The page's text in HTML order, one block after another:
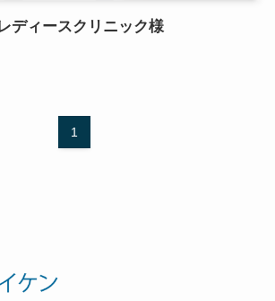
ディースクリニック様
1